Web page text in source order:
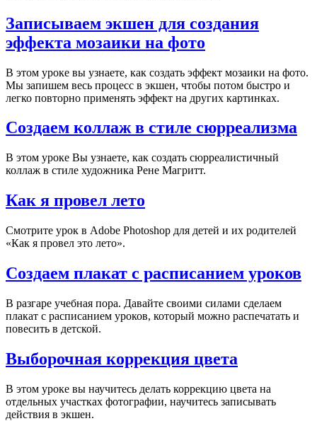
Записываем экшен для создания
эффекта мозаики на фото
В этом уроке вы узнаете, как создать эффект мозаики на фото.
Мы запишем весь процесс в экшен, чтобы потом быстро и
легко повторно применять эффект на других картинках.
Создаем коллаж в стиле сюрреализма
В этом уроке Вы узнаете, как создать сюрреалистичный
коллаж в стиле художника Рене Магритт.
Как я провел лето
Смотрите урок в Adobe Photoshop для детей и их родителей
«Как я провел это лето».
Создаем плакат с расписанием уроков
В разгаре учебная пора. Давайте своими силами сделаем
плакат с расписанием уроков, который можно распечатать и
повесить в детской.
Выборочная коррекция цвета
В этом уроке вы научитесь делать коррекцию цвета на
отдельных участках фотографии, научитесь записывать
действия в экшен.